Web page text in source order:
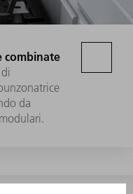
combinate
da